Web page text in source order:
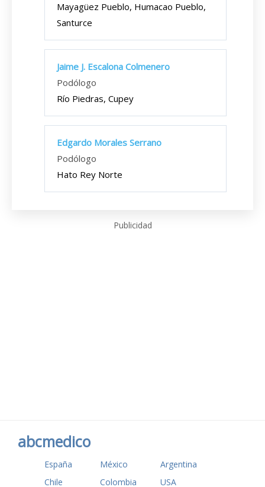
Mayagüez Pueblo, Humacao Pueblo,
Santurce
Jaime J. Escalona Colmenero
Podólogo
Río Piedras, Cupey
Edgardo Morales Serrano
Podólogo
Hato Rey Norte
Publicidad
abcmedico
España México
Argentina
Chile
Colombia USA